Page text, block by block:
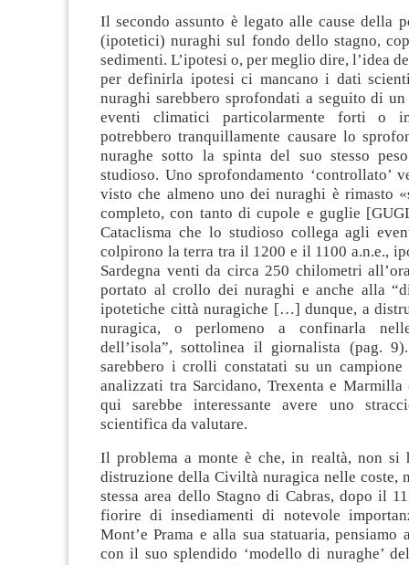
Il secondo assunto è legato alle cause della
(ipotetici) nuraghi sul fondo dello stagno,
sedimenti. L’ipotesi o, per meglio dire, l’idea
per definirla ipotesi ci mancano i dati
nuraghi sarebbero sprofondati a seguito di
eventi climatici particolarmente forti o
potrebbero tranquillamente causare lo
nuraghe sotto la spinta del suo stesso
studioso. Uno sprofondamento ‘controllato’
visto che almeno uno dei nuraghi è rimasto
completo, con tanto di cupole e guglie
Cataclisma che lo studioso collega agli
colpirono la terra tra il 1200 e il 1100 a.n.e.,
Sardegna venti da circa 250 chilometri
portato al crollo dei nuraghi e anche alla
ipotetiche città nuragiche […] dunque, a
nuragica, o perlomeno a confinarla
dell’isola”, sottolinea il giornalista (pag.
sarebbero i crolli constatati su un
analizzati tra Sarcidano, Trexenta e Marmilla
qui sarebbe interessante avere uno
scientifica da valutare.
Il problema a monte è che, in realtà, non si
distruzione della Civiltà nuragica nelle coste,
stessa area dello Stagno di Cabras, dopo il
fiorire di insediamenti di notevole
Mont’e Prama e alla sua statuaria, pensiamo
con il suo splendido ‘modello di nuraghe’